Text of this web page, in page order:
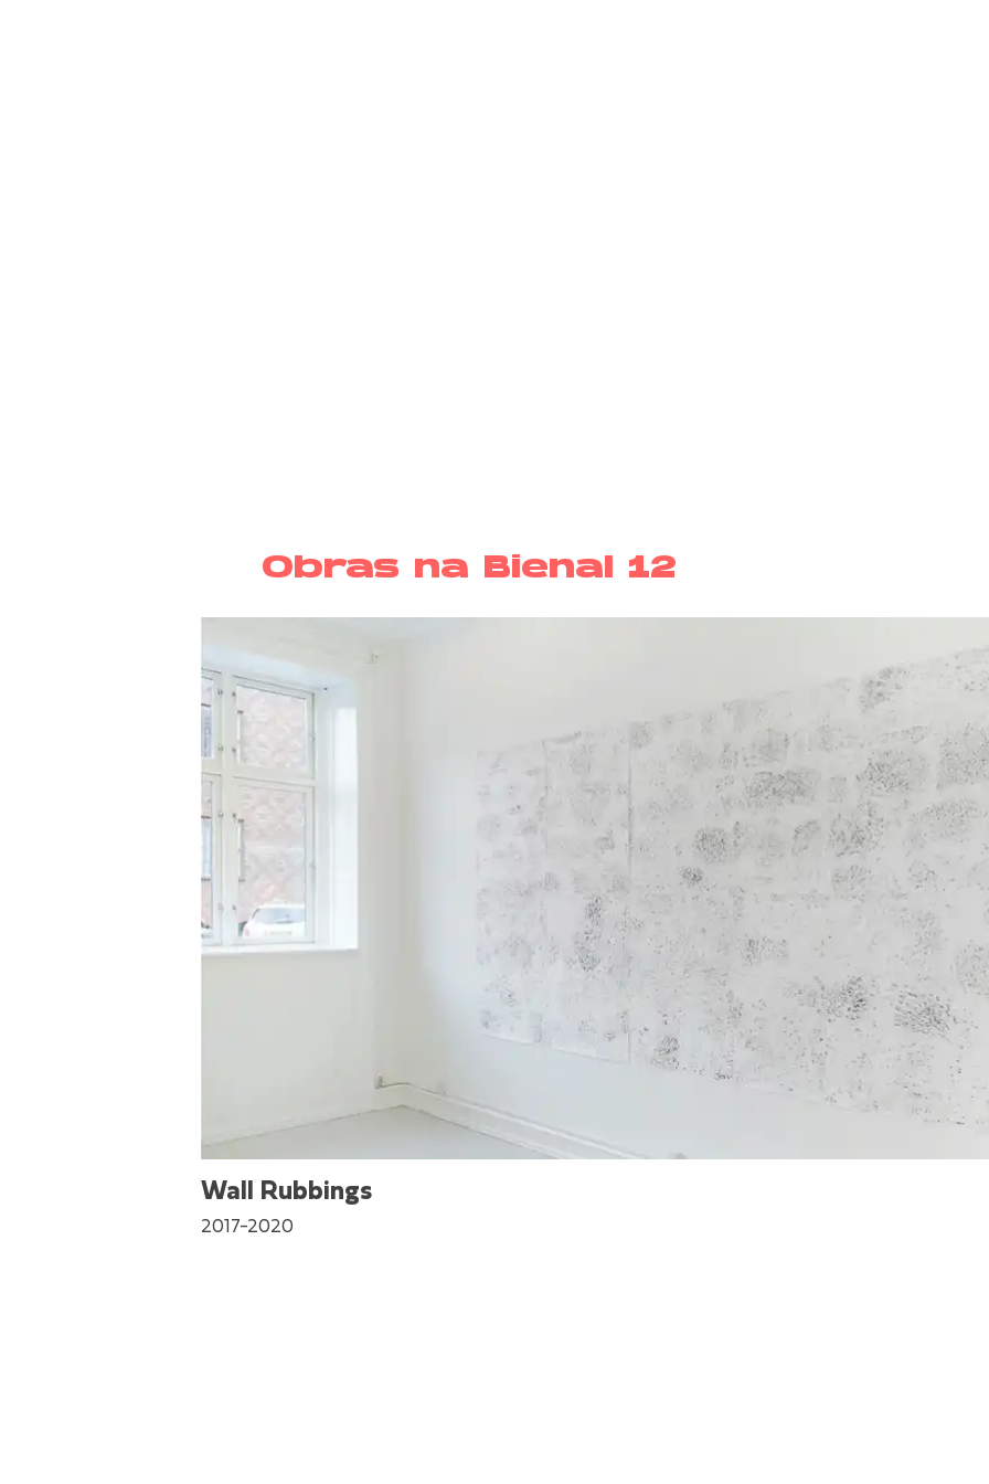
Obras na Bienal 12
Wall Rubbings
2017-2020